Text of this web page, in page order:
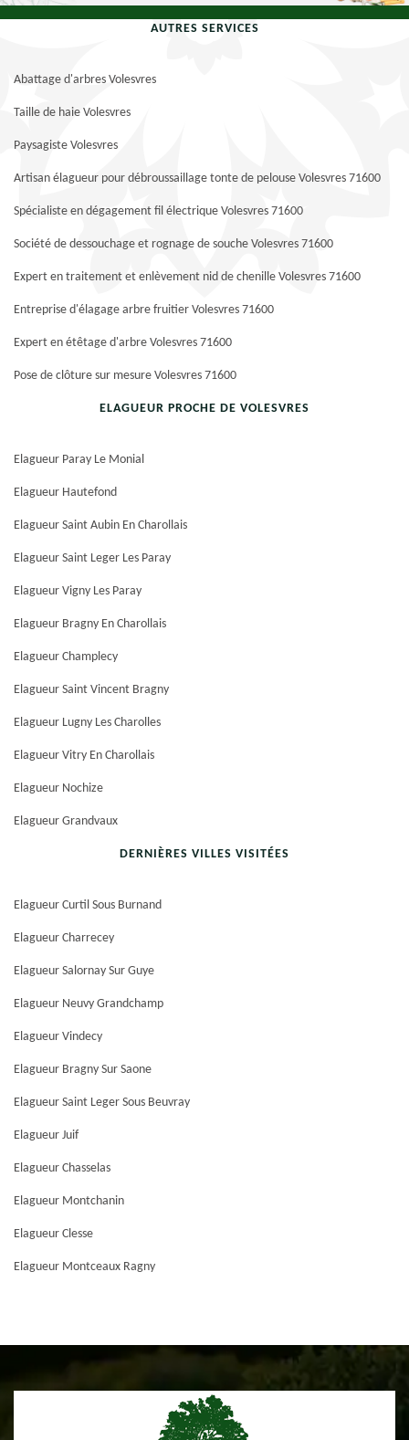
AUTRES SERVICES
Abattage d'arbres Volesvres
Taille de haie Volesvres
Paysagiste Volesvres
Artisan élagueur pour débroussaillage tonte de pelouse Volesvres 71600
Spécialiste en dégagement fil électrique Volesvres 71600
Société de dessouchage et rognage de souche Volesvres 71600
Expert en traitement et enlèvement nid de chenille Volesvres 71600
Entreprise d'élagage arbre fruitier Volesvres 71600
Expert en étêtage d'arbre Volesvres 71600
Pose de clôture sur mesure Volesvres 71600
ELAGUEUR PROCHE DE VOLESVRES
Elagueur Paray Le Monial
Elagueur Hautefond
Elagueur Saint Aubin En Charollais
Elagueur Saint Leger Les Paray
Elagueur Vigny Les Paray
Elagueur Bragny En Charollais
Elagueur Champlecy
Elagueur Saint Vincent Bragny
Elagueur Lugny Les Charolles
Elagueur Vitry En Charollais
Elagueur Nochize
Elagueur Grandvaux
DERNIÈRES VILLES VISITÉES
Elagueur Curtil Sous Burnand
Elagueur Charrecey
Elagueur Salornay Sur Guye
Elagueur Neuvy Grandchamp
Elagueur Vindecy
Elagueur Bragny Sur Saone
Elagueur Saint Leger Sous Beuvray
Elagueur Juif
Elagueur Chasselas
Elagueur Montchanin
Elagueur Clesse
Elagueur Montceaux Ragny